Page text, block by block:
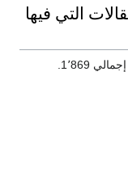
التي فيها